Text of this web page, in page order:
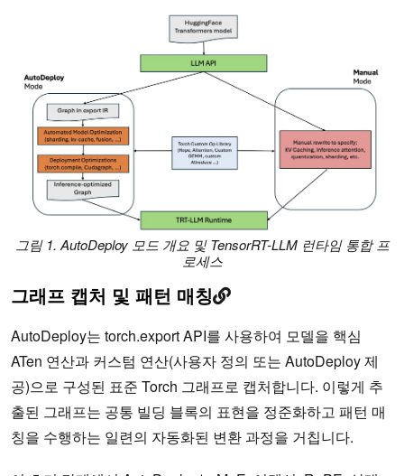
그림 1. AutoDeploy 모드 개요 및 TensorRT-LLM 런타임 통합 프
로세스
그래프 캡처 및 패턴 매칭
AutoDeploy는 torch.export API를 사용하여 모델을 핵심
ATen 연산과 커스텀 연산(사용자 정의 또는 AutoDeploy 제
공)으로 구성된 표준 Torch 그래프로 캡처합니다. 이렇게 추
출된 그래프는 공통 빌딩 블록의 표현을 정준화하고 패턴 매
칭을 수행하는 일련의 자동화된 변환 과정을 거칩니다.